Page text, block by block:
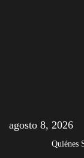
agosto 8, 2026
Quiénes